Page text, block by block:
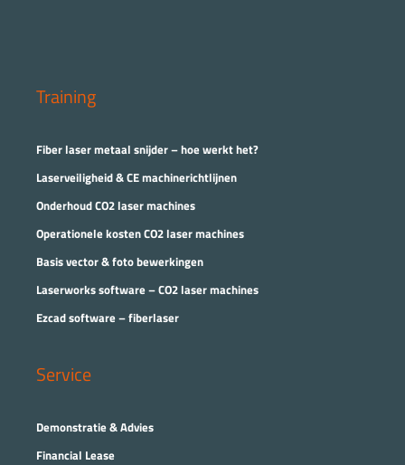
Training
Fiber laser metaal snijder – hoe werkt het?
Laserveiligheid & CE machinerichtlijnen
Onderhoud CO2 laser machines
Operationele kosten CO2 laser machines
Basis vector & foto bewerkingen
Laserworks software – CO2 laser machines
Ezcad software – fiberlaser
Service
Demonstratie & Advies
Financial Lease